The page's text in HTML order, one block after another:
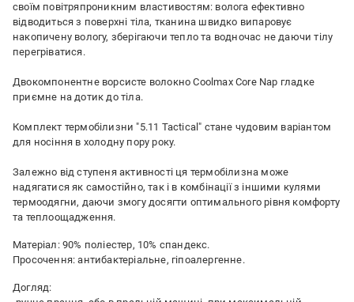
своїм повітряпроникним властивостям: волога ефективно
відводиться з поверхні тіла, тканина швидко випаровує
накопичену вологу, зберігаючи тепло та водночас не даючи тілу
перегріватися.
Двокомпонентне ворсисте волокно Coolmax Core Nap гладке
приємне на дотик до тіла.
Комплект термобілизни "5.11 Tactical" стане чудовим варіантом
для носіння в холодну пору року.
Залежно від ступеня активності ця термобілизна може
надягатися як самостійно, так і в комбінації з іншими кулями
термоодягни, даючи змогу досягти оптимального рівня комфорту
та теплоощадження.
Матеріал: 90% поліестер, 10% спандекс.
Просочення: антибактеріальне, гіпоалергенне.
Догляд: